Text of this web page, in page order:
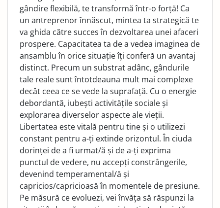
gândire flexibilă, te transformă într-o forță! Ca
un antreprenor înnăscut, mintea ta strategică te
va ghida către succes în dezvoltarea unei afaceri
prospere. Capacitatea ta de a vedea imaginea de
ansamblu în orice situație îți conferă un avantaj
distinct. Precum un substrat adânc, gândurile
tale reale sunt întotdeauna mult mai complexe
decât ceea ce se vede la suprafață. Cu o energie
debordantă, iubești activitățile sociale și
explorarea diverselor aspecte ale vieții.
Libertatea este vitală pentru tine și o utilizezi
constant pentru a-ți extinde orizontul. În ciuda
dorinței de a fi urmat/ă și de a-ți exprima
punctul de vedere, nu accepți constrângerile,
devenind temperamental/ă și
capricios/capricioasă în momentele de presiune.
Pe măsură ce evoluezi, vei învăța să răspunzi la